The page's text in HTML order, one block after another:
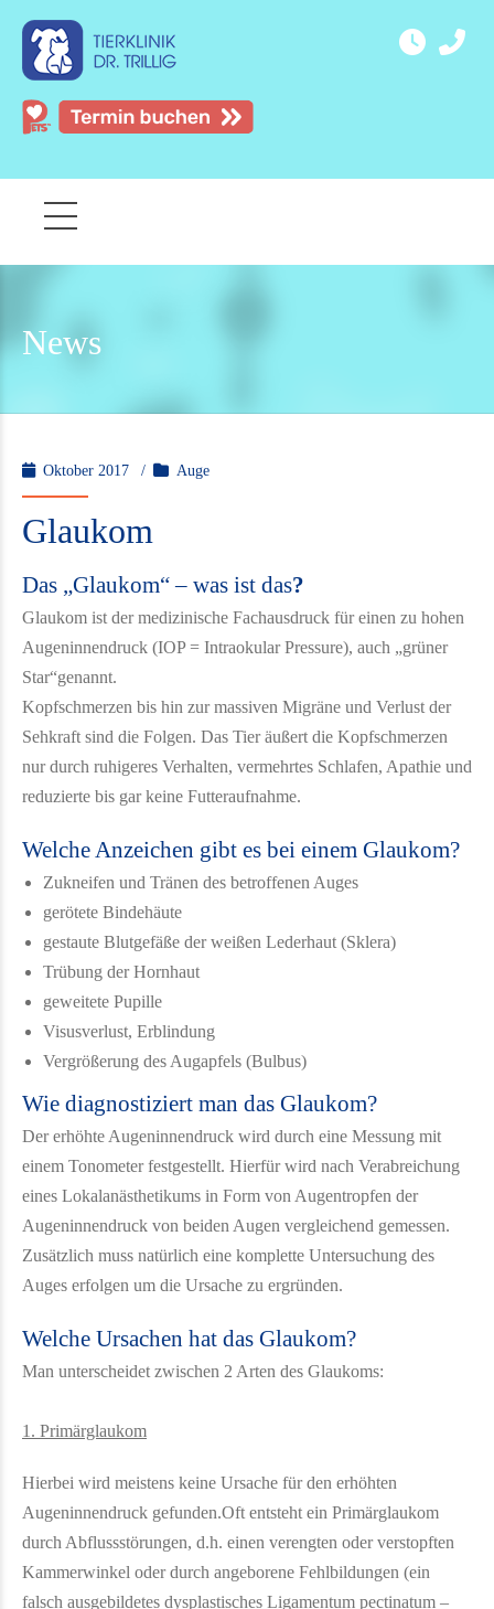
News
Oktober 2017 Auge
Glaukom
Das „Glaukom“ – was ist das?
Glaukom ist der medizinische Fachausdruck für einen zu hohen
Augeninnendruck (IOP = Intraokular Pressure), auch „grüner
Star“genannt.
Kopfschmerzen bis hin zur massiven Migräne und Verlust der
Sehkraft sind die Folgen. Das Tier äußert die Kopfschmerzen
nur durch ruhigeres Verhalten, vermehrtes Schlafen, Apathie und
reduzierte bis gar keine Futteraufnahme.
Welche Anzeichen gibt es bei einem Glaukom?
Zukneifen und Tränen des betroffenen Auges
gerötete Bindehäute
gestaute Blutgefäße der weißen Lederhaut (Sklera)
Trübung der Hornhaut
geweitete Pupille
Visusverlust, Erblindung
Vergrößerung des Augapfels (Bulbus)
Wie diagnostiziert man das Glaukom?
Der erhöhte Augeninnendruck wird durch eine Messung mit
einem Tonometer festgestellt. Hierfür wird nach Verabreichung
eines Lokalanästhetikums in Form von Augentropfen der
Augeninnendruck von beiden Augen vergleichend gemessen.
Zusätzlich muss natürlich eine komplette Untersuchung des
Auges erfolgen um die Ursache zu ergründen.
Welche Ursachen hat das Glaukom?
Man unterscheidet zwischen 2 Arten des Glaukoms:
1. Primärglaukom
Hierbei wird meistens keine Ursache für den erhöhten
Augeninnendruck gefunden.Oft entsteht ein Primärglaukom
durch Abflussstörungen, d.h. einen verengten oder verstopften
Kammerwinkel oder durch angeborene Fehlbildungen (ein
falsch ausgebildetes dysplastisches Ligamentum pectinatum –